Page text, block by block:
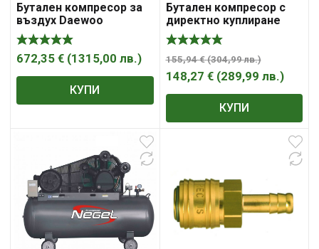
Бутален компресор за
въздух Daewoo
DAC200C 1.50kW
672,35 € (1315,00 лв.)
КУПИ
Бутален компресор с
директно куплиране
Negel 30 л., 51001
155,94€ (304,99лв.)
148,27 € (289,99 лв.)
КУПИ